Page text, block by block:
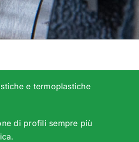
e termoplastiche
di profili sempre più